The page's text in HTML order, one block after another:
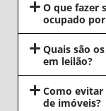
O que fazer
ocupado
Quais são
em leilão?
Como evitar
de imóveis?